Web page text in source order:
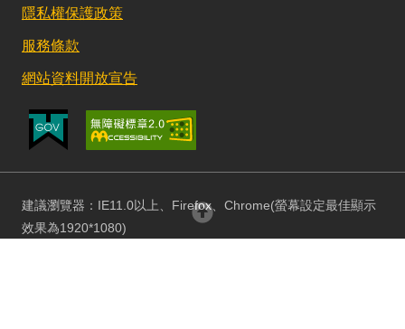
隱私權保護政策
服務條款
網站資料開放宣告
建議瀏覽器：IE11.0以上、Firefox、Chrome(螢幕設定最佳顯示
效果為1920*1080)
回頂部